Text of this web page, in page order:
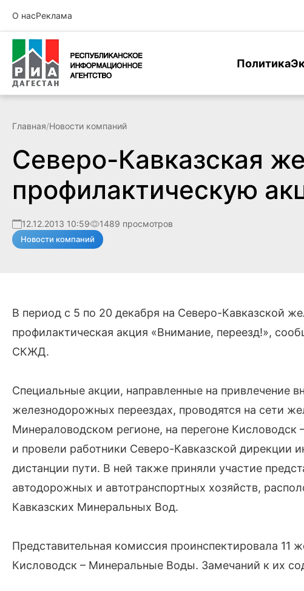
О насРеклама
Политика
Главная/Новости компаний
Северо-Кавказская
профилактическую
12.12.2013 10:59 1489 просмотров
Новости компаний
В период с 5 по 20 декабря на Северо-Кавказской
профилактическая акция «Внимание, переезд!»,
СКЖД.
Специальные акции, направленные на привлечение
железнодорожных переездах, проводятся на сети
Минераловодском регионе, на перегоне
и провели работники Северо-Кавказской дирекции
дистанции пути. В ней также приняли участие
автодорожных и автотранспортных хозяйств,
Кавказских Минеральных Вод.
Представительная комиссия проинспектировала 11
Кисловодск – Минеральные Воды. Замечаний к их